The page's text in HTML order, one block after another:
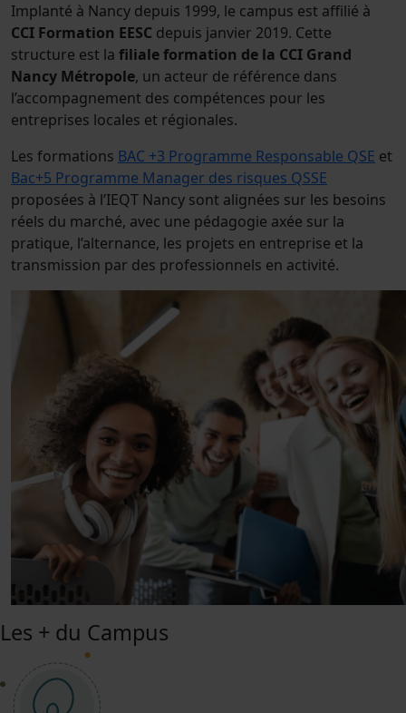
Implanté à Nancy depuis 1999, le campus est affilié à
CCI Formation EESC depuis janvier 2019. Cette
structure est la filiale formation de la CCI Grand
Nancy Métropole, un acteur de référence dans
l’accompagnement des compétences pour les
entreprises locales et régionales.
Les formations BAC +3 Programme Responsable QSE et
Bac+5 Programme Manager des risques QSSE
proposées à l’IEQT Nancy sont alignées sur les besoins
réels du marché, avec une pédagogie axée sur la
pratique, l’alternance, les projets en entreprise et la
transmission par des professionnels en activité.
Les + du Campus